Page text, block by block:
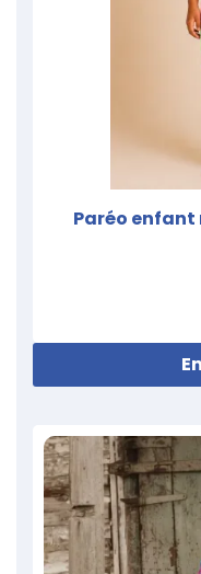
Paréo enfant